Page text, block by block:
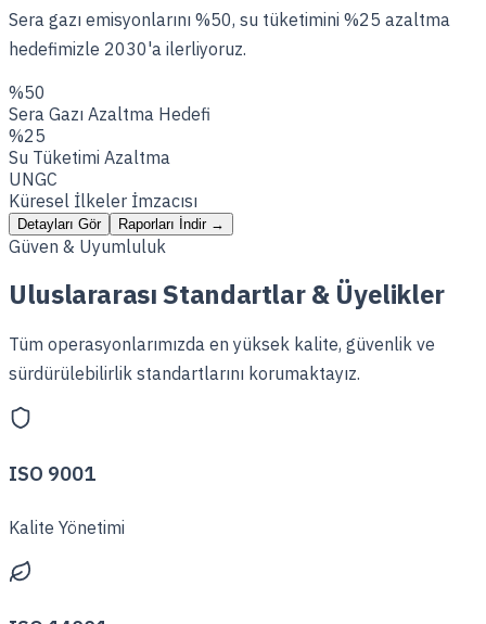
Sera gazı emisyonlarını %50, su tüketimini %25 azaltma
hedefimizle 2030'a ilerliyoruz.
%50
Sera Gazı Azaltma Hedefi
%25
Su Tüketimi Azaltma
UNGC
Küresel İlkeler İmzacısı
Detayları Gör Raporları İndir→
Güven & Uyumluluk
Uluslararası Standartlar & Üyelikler
Tüm operasyonlarımızda en yüksek kalite, güvenlik ve
sürdürülebilirlik standartlarını korumaktayız.
ISO 9001
Kalite Yönetimi